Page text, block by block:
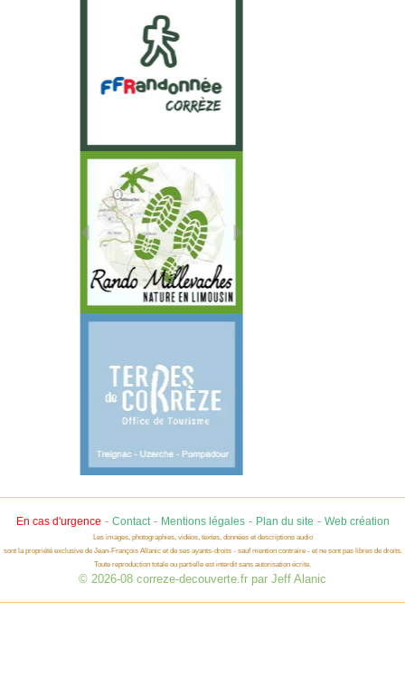
En cas d'urgence - Contact- Mentions légales- Plan du site - Web création
Les images, photographies, vidéos, textes, données et descriptions audio
sont la propriété exclusive de Jean-François Allanic et de ses ayants-droits - sauf mention contraire - et ne sont pas libres de droits.
Toute reproduction totale ou partielle est interdit sans autorisation écrite.
© 2026-08 correze-decouverte.fr par Jeff Alanic